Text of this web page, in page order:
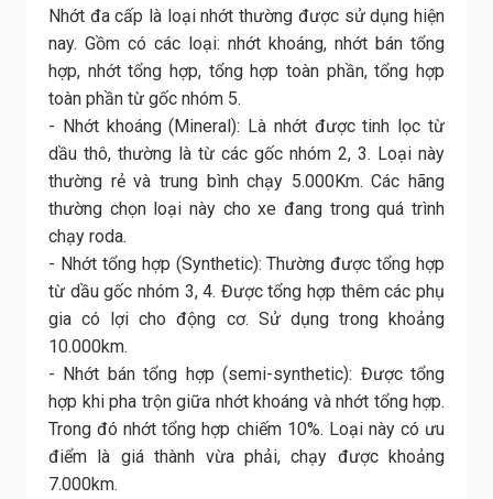
Nhớt đa cấp là loại nhớt thường được sử dụng hiện
nay. Gồm có các loại: nhớt khoáng, nhớt bán tổng
hợp, nhớt tổng hợp, tổng hợp toàn phần, tổng hợp
toàn phần từ gốc nhóm 5.
- Nhớt khoáng (Mineral): Là nhớt được tinh lọc từ
dầu thô, thường là từ các gốc nhóm 2, 3. Loại này
thường rẻ và trung bình chạy 5.000Km. Các hãng
thường chọn loại này cho xe đang trong quá trình
chạy roda.
- Nhớt tổng hợp (Synthetic): Thường được tổng hợp
từ dầu gốc nhóm 3, 4. Được tổng hợp thêm các phụ
gia có lợi cho động cơ. Sử dụng trong khoảng
10.000km.
- Nhớt bán tổng hợp (semi-synthetic): Được tổng
hợp khi pha trộn giữa nhớt khoáng và nhớt tổng hợp.
Trong đó nhớt tổng hợp chiếm 10%. Loại này có ưu
điểm là giá thành vừa phải, chạy được khoảng
7.000km.